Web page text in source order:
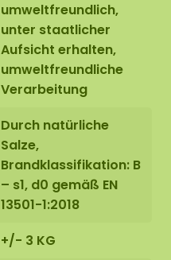
umweltfreundlich,
unter staatlicher
Aufsicht erhalten,
umweltfreundliche
Verarbeitung
Durch natürliche
Salze,
Brandklassifikation: B
– s1, d0 gemäß EN
13501-1:2018
+/- 3 KG